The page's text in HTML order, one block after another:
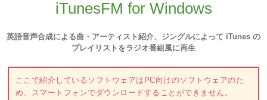
iTunesFM for Windows
英語音声合成による曲・アーティスト紹介、ジングルによって iTunes の
プレイリストをラジオ番組風に再生
ここで紹介しているソフトウェアはPC向けのソフトウェアのた
め、スマートフォンでダウンロードすることができません。